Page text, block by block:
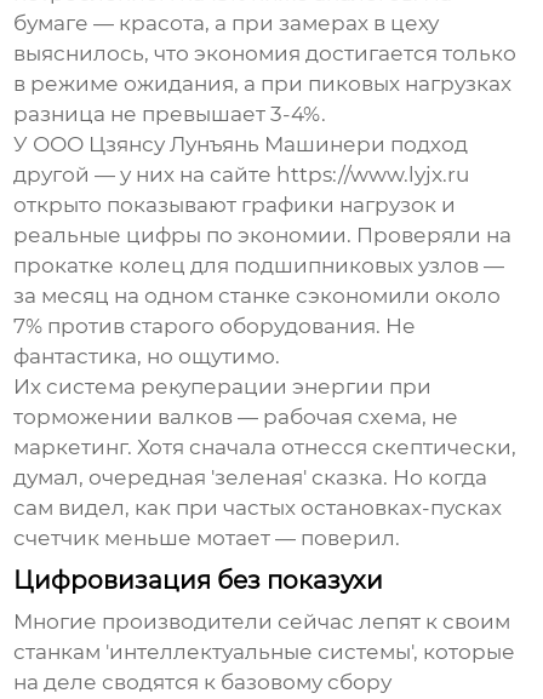
бумаге — красота, а при замерах в цеху
выяснилось, что экономия достигается только
в режиме ожидания, а при пиковых нагрузках
разница не превышает 3-4%.
У ООО Цзянсу Лунъянь Машинери подход
другой — у них на сайте https://www.lyjx.ru
открыто показывают графики нагрузок и
реальные цифры по экономии. Проверяли на
прокатке колец для подшипниковых узлов —
за месяц на одном станке сэкономили около
7% против старого оборудования. Не
фантастика, но ощутимо.
Их система рекуперации энергии при
торможении валков — рабочая схема, не
маркетинг. Хотя сначала отнесся скептически,
думал, очередная 'зеленая' сказка. Но когда
сам видел, как при частых остановках-пусках
счетчик меньше мотает — поверил.
Цифровизация без показухи
Многие производители сейчас лепят к своим
станкам 'интеллектуальные системы', которые
на деле сводятся к базовому сбору